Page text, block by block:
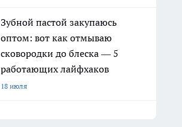
Зубной пастой закупаюсь
оптом: вот как отмываю
сковородки до блеска — 5
работающих лайфхаков
18 июля